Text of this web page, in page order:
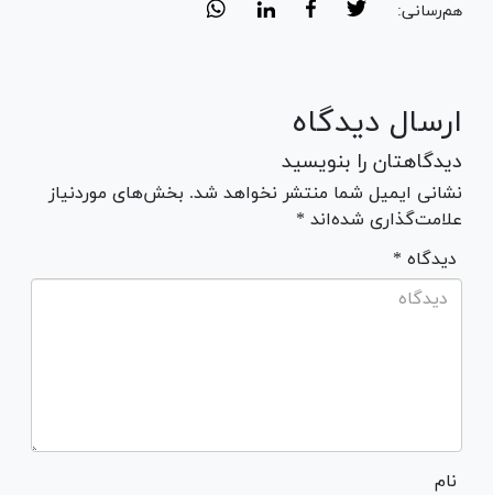
هم‌رسانی:
ارسال دیدگاه
دیدگاهتان را بنویسید
نشانی ایمیل شما منتشر نخواهد شد. بخش‌های موردنیاز
علامت‌گذاری شده‌اند *
* دیدگاه
نام